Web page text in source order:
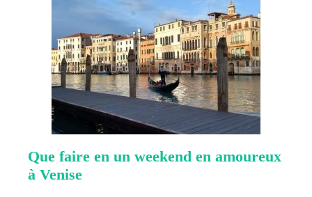
Que faire en un weekend en amoureux
à Venise